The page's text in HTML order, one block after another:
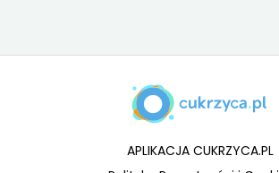
APLIKACJA CUKRZYCA.PL